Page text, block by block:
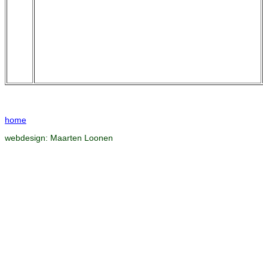
home
webdesign: Maarten Loonen